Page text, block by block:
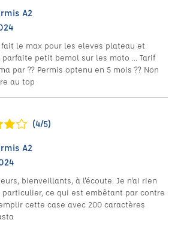
A2
le max pour les eleves plateau et
petit bemol sur les moto ... Tarif
par ?? Permis optenu en 5 mois ?? Non
au top
(4/5)
A2
bienveillants, à l'écoute. Je n'ai rien
particulier, ce qui est embêtant par contre
cette case avec 200 caractères